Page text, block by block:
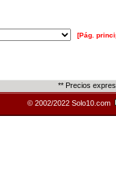
[Pág.
** Precios
© 2002/2022 Solo10.com